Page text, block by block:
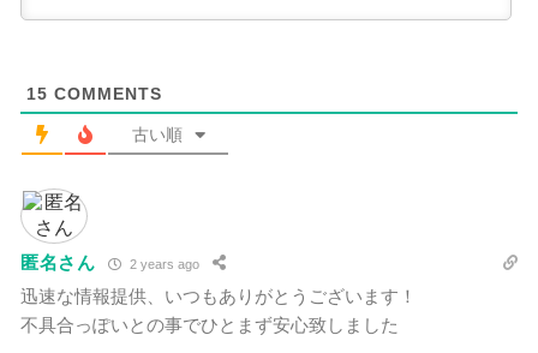
15 COMMENTS
古い順
匿名さん 2 years ago
迅速な情報提供、いつもありがとうございます！
不具合っぽいとの事でひとまず安心致しました